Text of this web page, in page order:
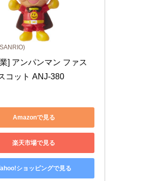
] アンパンマン ファス
コット ANJ-380
Amazonで見る
楽天市場で見る
ショッピングで見る